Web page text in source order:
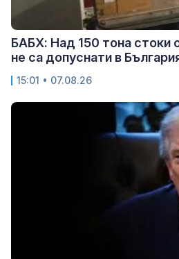
БАБХ: Над 150 тона стоки
не са допуснати в
15:01 • 07.08.26